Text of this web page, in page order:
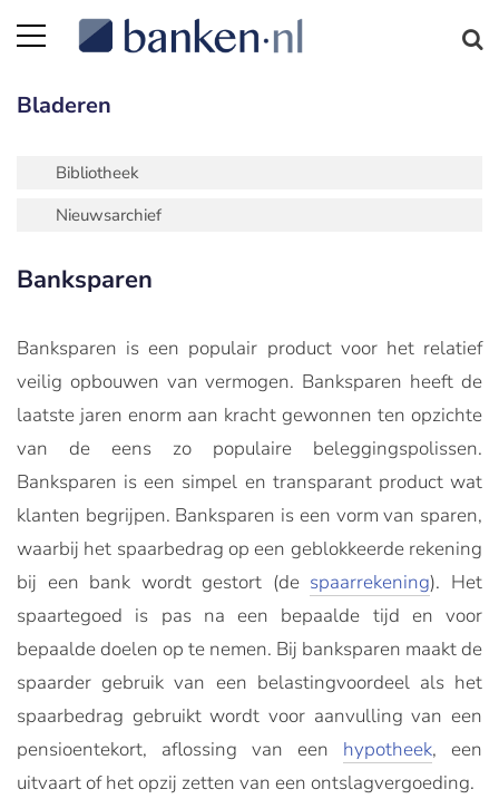
Bladeren
Bibliotheek
Nieuwsarchief
Banksparen
Banksparen is een populair product voor het relatief
veilig opbouwen van vermogen. Banksparen heeft de
laatste jaren enorm aan kracht gewonnen ten opzichte
van de eens zo populaire beleggingspolissen.
Banksparen is een simpel en transparant product wat
klanten begrijpen. Banksparen is een vorm van sparen,
waarbij het spaarbedrag op een geblokkeerde rekening
bij een bank wordt gestort (de spaarrekening). Het
spaartegoed is pas na een bepaalde tijd en voor
bepaalde doelen op te nemen. Bij banksparen maakt de
spaarder gebruik van een belastingvoordeel als het
spaarbedrag gebruikt wordt voor aanvulling van een
pensioentekort, aflossing van een hypotheek, een
uitvaart of het opzij zetten van een ontslagvergoeding.